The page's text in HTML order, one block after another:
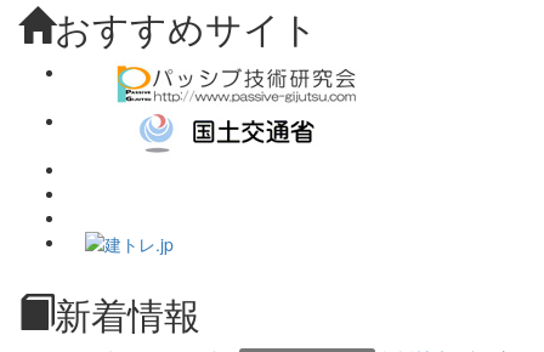
おすすめサイト
新着情報